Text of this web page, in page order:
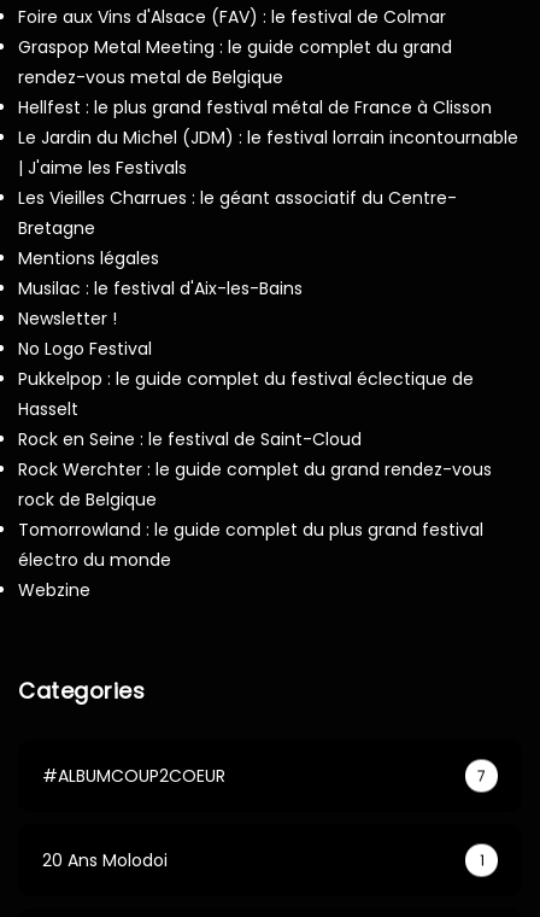
Foire aux Vins d'Alsace (FAV) : le festival de Colmar
Graspop Metal Meeting : le guide complet du grand
rendez-vous metal de Belgique
Hellfest : le plus grand festival métal de France à Clisson
Le Jardin du Michel (JDM) : le festival lorrain incontournable
| J'aime les Festivals
Les Vieilles Charrues : le géant associatif du Centre-
Bretagne
Mentions légales
Musilac : le festival d'Aix-les-Bains
Newsletter !
No Logo Festival
Pukkelpop : le guide complet du festival éclectique de
Hasselt
Rock en Seine : le festival de Saint-Cloud
Rock Werchter : le guide complet du grand rendez-vous
rock de Belgique
Tomorrowland : le guide complet du plus grand festival
électro du monde
Webzine
Categories
#ALBUMCOUP2COEUR 7
20 Ans Molodoi 1